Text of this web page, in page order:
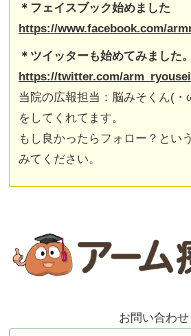
＊フェイスブック始めました
https://www.facebook.com/
＊ツイッターも始めてみました。
https://twitter.com/arm_ryousei
当院の広報担当：脳みそくん(
をしてくれてます。
もし良かったらフォロー？とい
みてください。
お問い合わせ